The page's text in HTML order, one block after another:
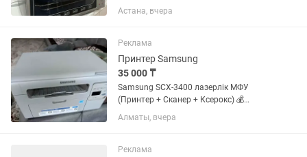
Барлық функциялары толық жұмыс
істейді, ешқандай ақауы жоқ. Көлемі –
режимі Температурасы...
Астана, вчера
Реклама
Принтер Samsung
35 000 ₸
Samsung SCX-3400 лазерлік МФУ
(Принтер + Сканер + Ксерокс) 💰
Бағасы: 35 000 ₸ (саудасы бар) Жақсы
күйде. Үй жағдайында қолданылған. ✅
Сканер бар ✅ Ксерокс (көшірме)...
Алматы, вчера
Реклама